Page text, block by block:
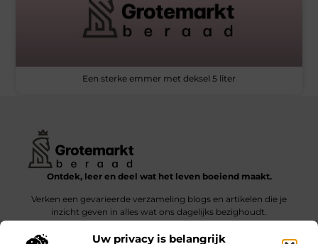
Uw privacy is belangrijk
Een sterke emmer met deksel 5 liter
Ontdek, leer en deel wat het leven boeiend maakt.
Verken een gevarieerde verzameling blogs en artikelen die je
inzicht geven in alles wat ons dagelijks bezighoudt.